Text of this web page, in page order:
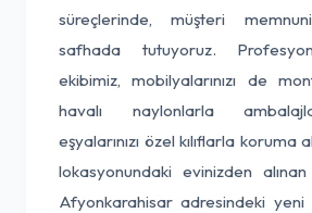
süreçlerinde, müşteri
safhada tutuyoruz.
ekibimiz, mobilyalarınızı de
havalı naylonlarla
eşyalarınızı özel kılıflarla koruma
lokasyonundaki evinizden
Afyonkarahisar adresindeki yeni